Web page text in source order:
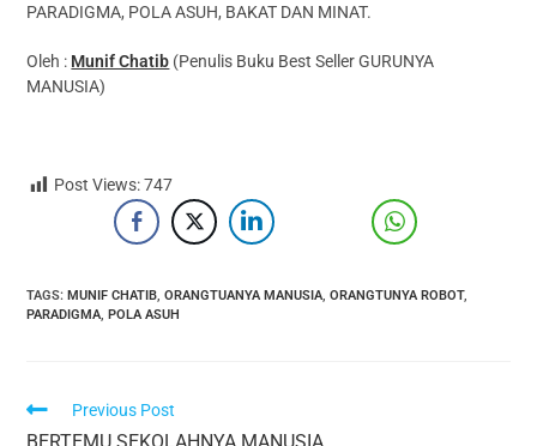
PARADIGMA, POLA ASUH, BAKAT DAN MINAT.
Oleh : Munif Chatib (Penulis Buku Best Seller GURUNYA
MANUSIA)
Post Views: 747
TAGS:MUNIF CHATIB, ORANGTUANYA MANUSIA, ORANGTUNYA ROBOT,
PARADIGMA, POLA ASUH
Previous Post